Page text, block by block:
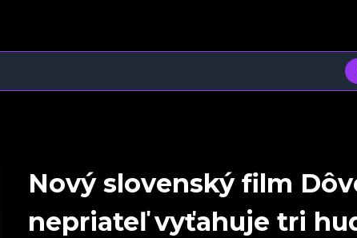
Nový slovenský film
nepriateľ vyťahuje tri